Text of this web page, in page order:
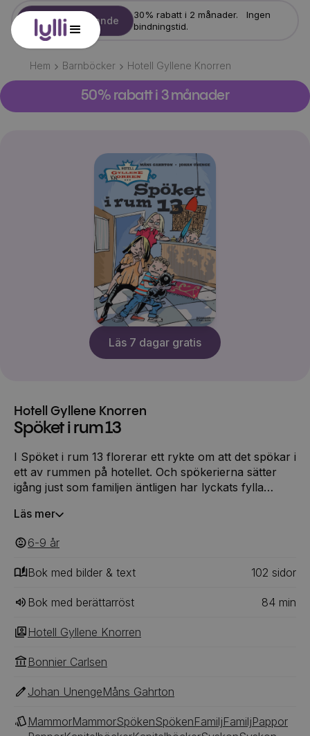
Starta erbjudande
30% rabatt i 2 månader. Ingen
bindningstid.
Hem Barnböcker Hotell Gyllene Knorren
50% rabatt i 3 månader
Läs 7 dagar gratis
Hotell Gyllene Knorren
Spöket i rum 13
I Spöket i rum 13 florerar ett rykte om att det spökar i
ett av rummen på hotellet. Och spökerierna sätter
igång just som familjen äntligen har lyckats fylla
råkar bestå av känsliga, före detta hjärtpatienter, har
lugn och ro...
Läs mer
6-9 ‎‎ år
Bok med bilder & text 102 ‎‎ sidor
Bok med berättarröst 84 min
Hotell Gyllene Knorren
Bonnier Carlsen
Johan UnengeMåns Gahrton
MammorMammorSpökenSpökenFamiljFamiljPappor